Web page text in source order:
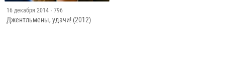
16 декабря 2014 · 796
Джентльмены, удачи! (2012)